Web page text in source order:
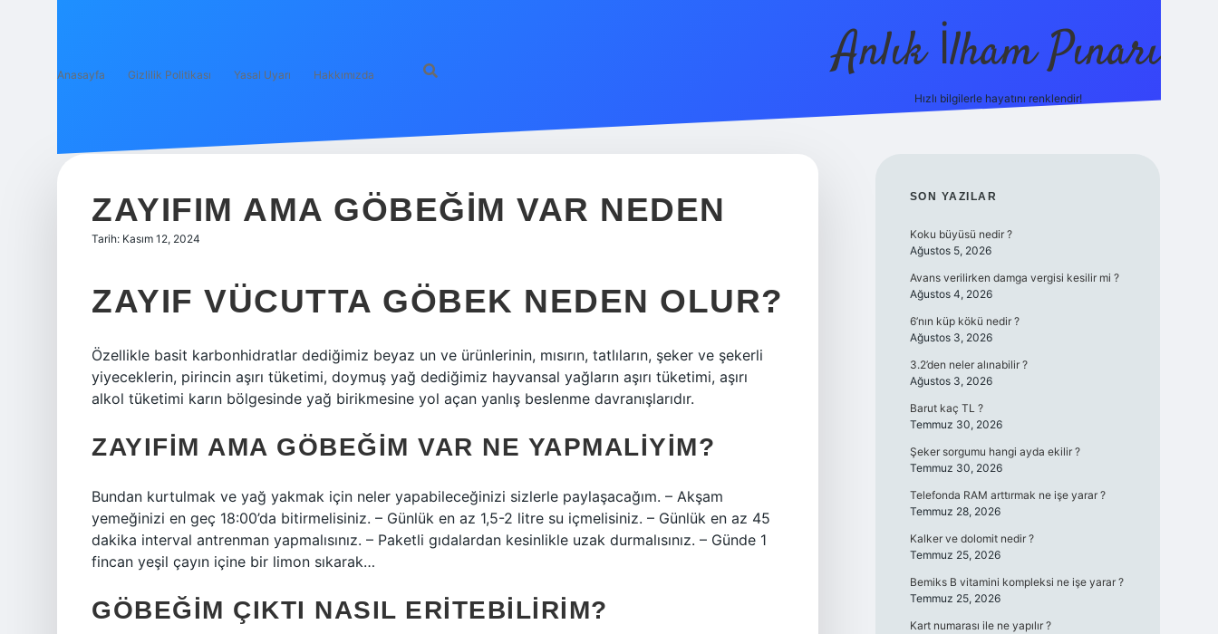
Anasayfa Gizlilik Politikası Yasal Uyarı Hakkımızda Anlık İlham Pınarı
Hızlı bilgilerle hayatını renklendir!
ZAYIFIM AMA GÖBEĞIM VAR NEDEN
Tarih: Kasım 12, 2024
ZAYIF VÜCUTTA GÖBEK NEDEN OLUR?
Özellikle basit karbonhidratlar dediğimiz beyaz un ve ürünlerinin, mısırın, tatlıların, şeker ve şekerli
yiyeceklerin, pirincin aşırı tüketimi, doymuş yağ dediğimiz hayvansal yağların aşırı tüketimi, aşırı
alkol tüketimi karın bölgesinde yağ birikmesine yol açan yanlış beslenme davranışlarıdır.
ZAYIFIM AMA GÖBEĞIM VAR NE YAPMALIYIM?
Bundan kurtulmak ve yağ yakmak için neler yapabileceğinizi sizlerle paylaşacağım. – Akşam
yemeğinizi en geç 18:00’da bitirmelisiniz. – Günlük en az 1,5-2 litre su içmelisiniz. – Günlük en az 45
dakika interval antrenman yapmalısınız. – Paketli gıdalardan kesinlikle uzak durmalısınız. – Günde 1
fincan yeşil çayın içine bir limon sıkarak…
GÖBEĞIM ÇIKTI NASIL ERITEBILIRIM?
SIDEBAR
SON YAZILAR
Koku büyüsü nedir ?
Ağustos 5, 2026
Avans verilirken damga vergisi kesilir mi ?
Ağustos 4, 2026
6’nın küp kökü nedir ?
Ağustos 3, 2026
3.2’den neler alınabilir ?
Ağustos 3, 2026
Barut kaç TL ?
Temmuz 30, 2026
Şeker sorgumu hangi ayda ekilir ?
Temmuz 30, 2026
Telefonda RAM arttırmak ne işe yarar ?
Temmuz 28, 2026
Kalker ve dolomit nedir ?
Temmuz 25, 2026
Bemiks B vitamini kompleksi ne işe yarar ?
Temmuz 25, 2026
Kart numarası ile ne yapılır ?